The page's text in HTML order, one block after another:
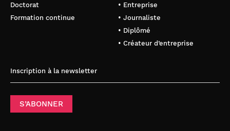
Doctorat
Formation continue
• Entreprise
• Journaliste
• Diplômé
• Créateur d’entreprise
Inscription à la newsletter
S’ABONNER